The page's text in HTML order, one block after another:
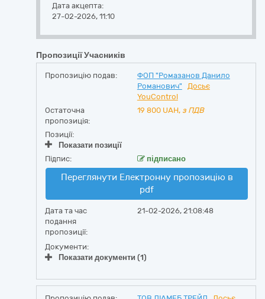
Дата акцепта:
27-02-2026, 11:10
Пропозиції Учасників
Пропозицію подав:
ФОП "Ромазанов Данило
Романович"
Досьє
YouControl
Остаточна
пропозиція:
19 800 UAH, з ПДВ
Позиції:
Показати позиції
Підпис:
підписано
Переглянути Електронну пропозицію в
pdf
Дата та час
подання
пропозиції:
21-02-2026, 21:08:48
Документи:
Показати документи (1)